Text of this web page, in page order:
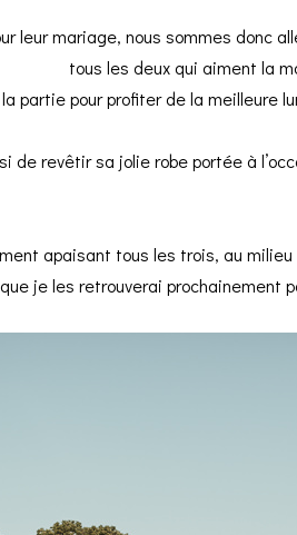
leur mariage, nous sommes donc
tous les deux qui aiment la
partie pour profiter de la meilleure
de revêtir sa jolie robe portée à
apaisant tous les trois, au
je les retrouverai prochainement